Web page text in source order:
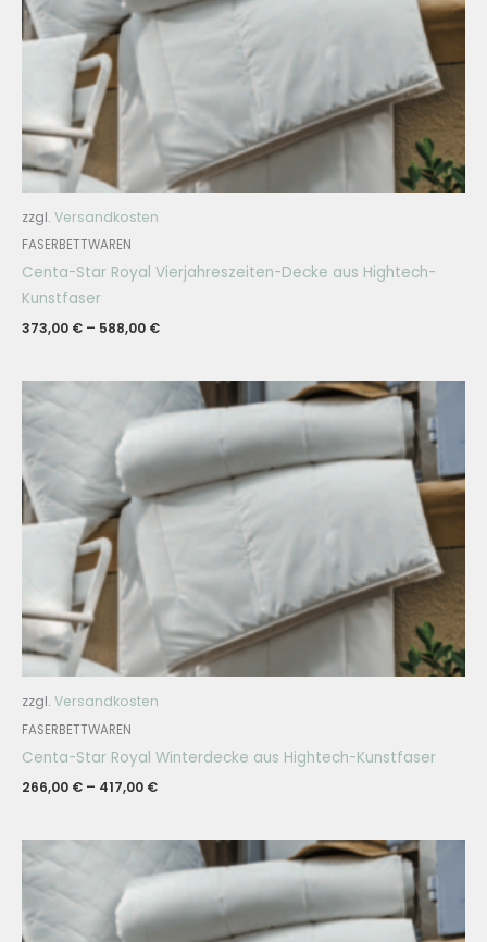
zzgl. Versandkosten
FASERBETTWAREN
Centa-Star Royal Vierjahreszeiten-Decke aus Hightech-
Kunstfaser
373,00 € – 588,00 €
zzgl. Versandkosten
FASERBETTWAREN
Centa-Star Royal Winterdecke aus Hightech-Kunstfaser
266,00 € – 417,00 €